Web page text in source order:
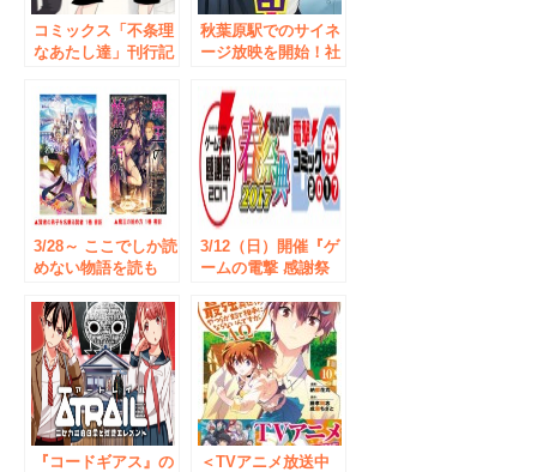
コミックス「不条理
なあたし達」刊行記
会開催決定！ 2017
年5月7日（日）
COMIC ZIN 秋葉原
店にて
秋葉原駅でのサイネ
ージ放映を開始！社
私が異世界、魔王が
現代に！？『まおー
える！～社畜OLと
異世界最強魔王入れ
替わり生活～』
3/28～ ここでしか読
めない物語を読も
＆ビギニングノベル
ズ×ＳＨＯＳＥＮフ
ェア 開催！
3/12（日）開催『ゲ
ームの電撃 感謝祭
の祭典2017＆電撃コ
ミック祭2017』ステ
ージ観覧・サイン会
参加の応募受付中！
『コードギアス』の
＜TVアニメ放送中